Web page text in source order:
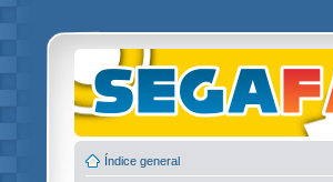
Índice general